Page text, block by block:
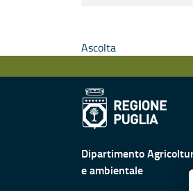
Ascolta
Dipartimento
e ambientale